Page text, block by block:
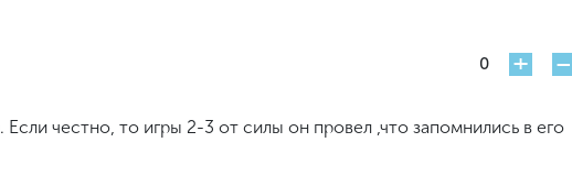
0 + -
честно, то игры 2-3 от силы он провел ,что запомнились в его